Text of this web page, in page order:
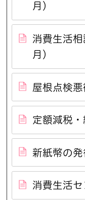
月）
消費生活
月）
屋根点検
定額減税
新紙幣の
消費生活